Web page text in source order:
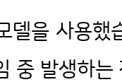
을 사용했
중 발생하